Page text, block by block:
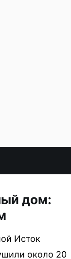
дом:
Исток
около 20